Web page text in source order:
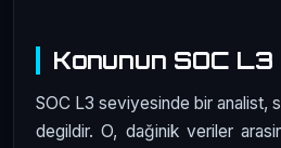
Konunun SOC
SOC L3 seviyesinde bir analist,
degildir. O, dağinik veriler